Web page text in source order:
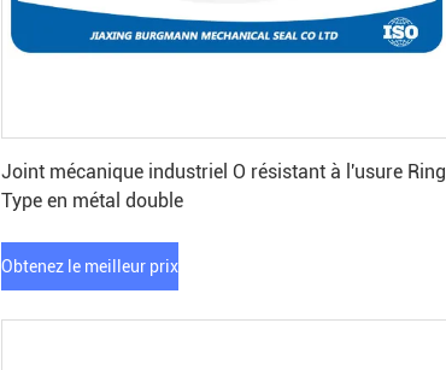
Joint mécanique industriel O résistant à l'usure Ring
Type en métal double
Obtenez le meilleur prix